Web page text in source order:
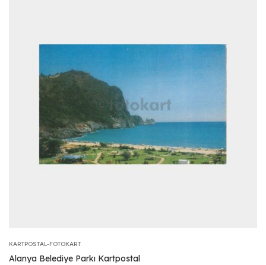
KARTPOSTAL-FOTOKART
Alanya Belediye Parkı Kartpostal